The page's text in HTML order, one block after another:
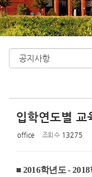
입학연도별 교
office 조회 수 13275
■2016학년도- 2018